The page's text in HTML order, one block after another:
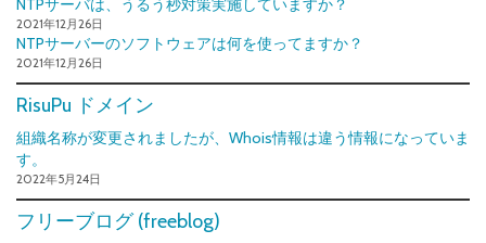
NTPサーバは、うるう秒対策実施していますか？
2021年12月26日
NTPサーバーのソフトウェアは何を使ってますか？
2021年12月26日
RisuPu ドメイン
組織名称が変更されましたが、Whois情報は違う情報になっていま
す。
2022年5月24日
フリーブログ (freeblog)